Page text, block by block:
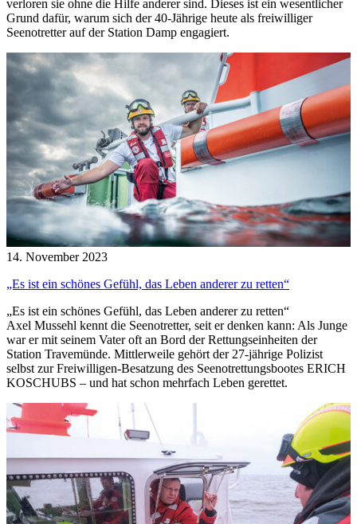
verloren sie ohne die Hilfe anderer sind. Dieses ist ein wesentlicher
Grund dafür, warum sich der 40-Jährige heute als freiwilliger
Seenotretter auf der Station Damp engagiert.
14. November 2023
„Es ist ein schönes Gefühl, das Leben anderer zu retten“
„Es ist ein schönes Gefühl, das Leben anderer zu retten“
Axel Mussehl kennt die Seenotretter, seit er denken kann: Als Junge
war er mit seinem Vater oft an Bord der Rettungseinheiten der
Station Travemünde. Mittlerweile gehört der 27-jährige Polizist
selbst zur Freiwilligen-Besatzung des Seenotrettungsbootes ERICH
KOSCHUBS – und hat schon mehrfach Leben gerettet.